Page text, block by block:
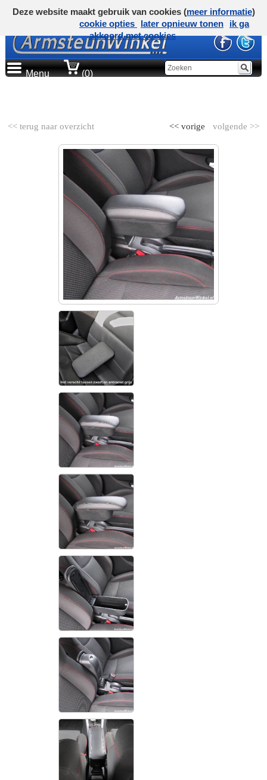
Menu (0)
<< terug naar overzicht volgende >>
<< vorige
Deze website maakt gebruik van cookies (meer informatie)
cookie opties
later opnieuw tonen
ik ga
akkoord met cookies